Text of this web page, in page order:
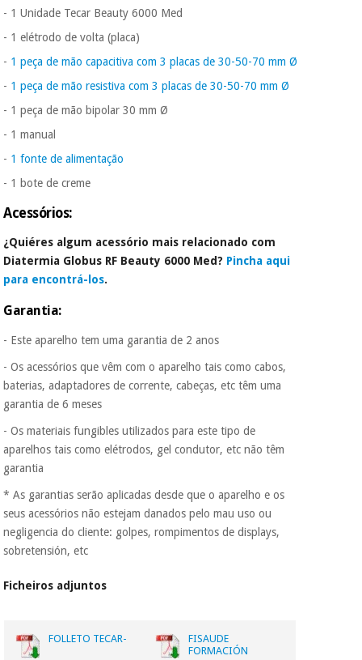
- 1 Unidade Tecar Beauty 6000 Med
- 1 elétrodo de volta (placa)
- 1 peça de mão capacitiva com 3 placas de 30-50-70 mm Ø
- 1 peça de mão resistiva com 3 placas de 30-50-70 mm Ø
- 1 peça de mão bipolar 30 mm Ø
- 1 manual
- 1 fonte de alimentação
- 1 bote de creme
Acessórios:
¿Quiéres algum acessório mais relacionado com
Diatermia Globus RF Beauty 6000 Med? Pincha aqui
para encontrá-los.
Garantia:
- Este aparelho tem uma garantia de 2 anos
- Os acessórios que vêm com o aparelho tais como cabos,
baterias, adaptadores de corrente, cabeças, etc têm uma
garantia de 6 meses
- Os materiais fungibles utilizados para este tipo de
aparelhos tais como elétrodos, gel condutor, etc não têm
garantia
* As garantias serão aplicadas desde que o aparelho e os
seus acessórios não estejam danados pelo mau uso ou
negligencia do cliente: golpes, rompimentos de displays,
sobretensión, etc
Ficheiros adjuntos
FOLLETO TECAR-
FISAUDE
FORMACIÓN